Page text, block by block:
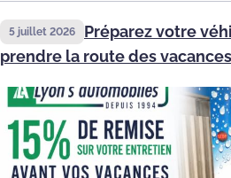
5 juillet 2026
Préparez votre
prendre la route des